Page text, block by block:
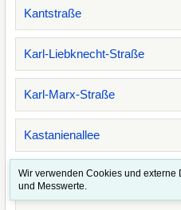
Kantstraße
Karl-Liebknecht-Straße
Karl-Marx-Straße
Kastanienallee
Käthe-Kollwitz-Straße
Wir verwenden Cookies und externe
und Messwerte.